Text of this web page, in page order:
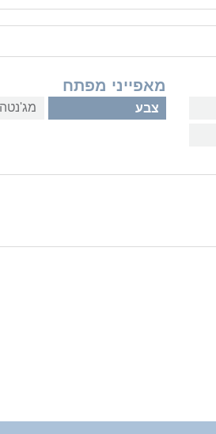
מאפייני מפתח
צבע